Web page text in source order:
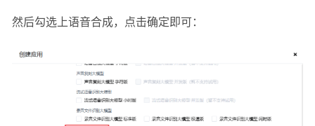
然后勾选上语音合成，点击确定即可：